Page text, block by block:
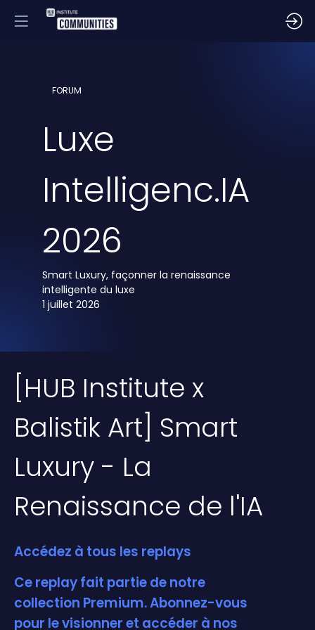
FORUM
Luxe
Intelligenc.IA
2026
Smart Luxury, façonner la renaissance
intelligente du luxe
1 juillet 2026
[HUB Institute x
Balistik Art] Smart
Luxury - La
Renaissance de l'IA
Accédez à tous les replays
Ce replay fait partie de notre
collection Premium. Abonnez-vous
pour le visionner et accéder à nos